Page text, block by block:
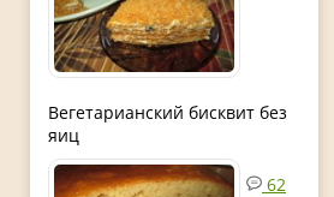
Вегетарианский бисквит без
яиц
62